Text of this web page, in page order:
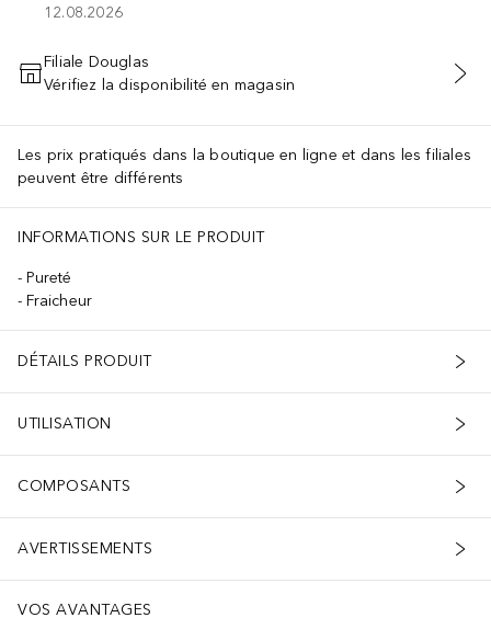
12.08.2026
AJOUTER AU PANIER
Filiale Douglas
Vérifiez la disponibilité en magasin
Les prix pratiqués dans la boutique en ligne et dans les filiales
peuvent être différents
INFORMATIONS SUR LE PRODUIT
Pureté
Fraicheur
DÉTAILS PRODUIT
UTILISATION
COMPOSANTS
AVERTISSEMENTS
VOS AVANTAGES